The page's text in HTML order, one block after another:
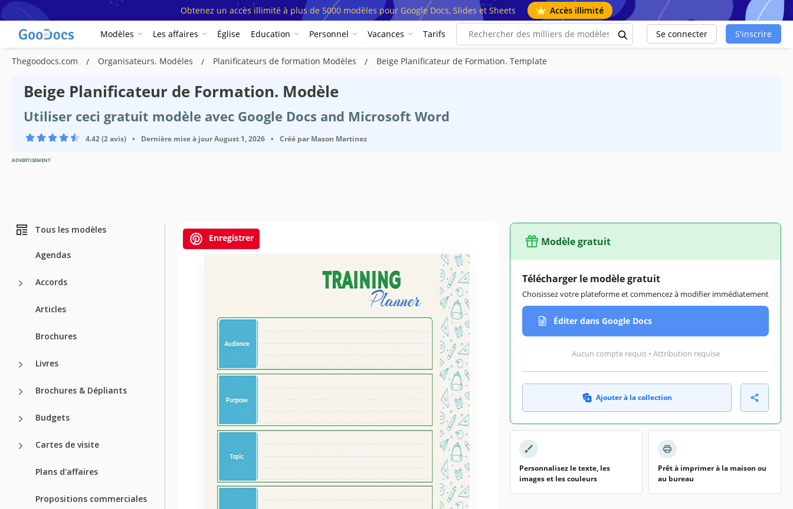
Obtenez un accès illimité à plus de 5000 modèles pour Google Docs, Slides et Sheets Accès illimité
Modèles Les affaires Église Education Personnel Vacances Tarifs Se connecter S'inscrire
Thegoodocs.com Organisateurs. Modèles Planificateurs de formation Modèles Beige Planificateur de Formation. Template
Beige Planificateur de Formation. Modèle
Utiliser ceci gratuit modèle avec Google Docs and Microsoft Word
4.42 (2 avis) • Dernière mise à jourAugust 1, 2026 • Créé par Mason Martinez
ADVERTISEMENT
Tous les modèles
Agendas
Accords
Articles
Brochures
Livres
Brochures & Dépliants
Budgets
Cartes de visite
Plans d'affaires
Propositions commerciales
Enregistrer Modèle gratuit
Télécharger le modèle gratuit
Choisissez votre plateforme et commencez à modifier immédiatement
Éditer dans Google Docs
Aucun compte requis • Attribution requise
Ajouter à la collection
Personnalisez le texte, les
images et les couleurs
Prêt à imprimer à la maison ou
au bureau